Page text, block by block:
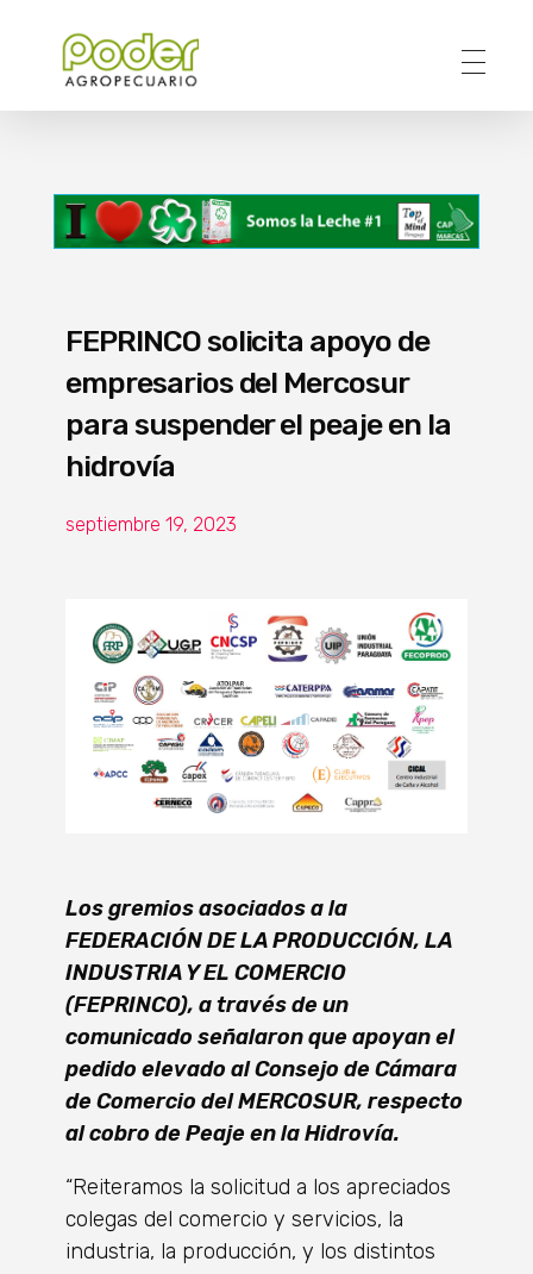
FEPRINCO solicita apoyo de
empresarios del Mercosur
para suspender el peaje en la
hidrovía
septiembre 19, 2023
Los gremios asociados a la
FEDERACIÓN DE LA PRODUCCIÓN, LA
INDUSTRIA Y EL COMERCIO
(FEPRINCO), a través de un
comunicado señalaron que apoyan el
pedido elevado al Consejo de Cámara
de Comercio del MERCOSUR, respecto
al cobro de Peaje en la Hidrovía.
“Reiteramos la solicitud a los apreciados
colegas del comercio y servicios, la
industria, la producción, y los distintos